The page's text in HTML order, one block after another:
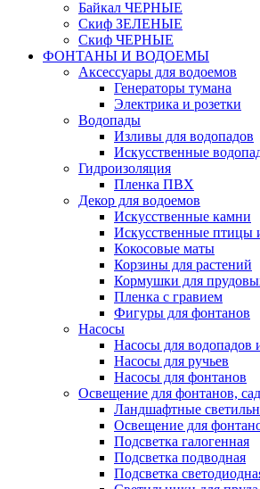
Байкал ЧЕРНЫЕ
Скиф ЗЕЛЕНЫЕ
Скиф ЧЕРНЫЕ
ФОНТАНЫ И ВОДОЕМЫ
Аксессуары для водоемов
Генераторы тумана
Электрика и розетки
Водопады
Изливы для водопадов
Искусственные
Гидроизоляция
Пленка ПВХ
Декор для водоемов
Искусственные камни
Искусственные птицы
Кокосовые маты
Корзины для растений
Кормушки для
Пленка с гравием
Фигуры для фонтанов
Насосы
Насосы для водопадов
Насосы для ручьев
Насосы для фонтанов
Освещение для фонтанов,
Ландшафтные
Освещение для
Подсветка галогенная
Подсветка подводная
Подсветка